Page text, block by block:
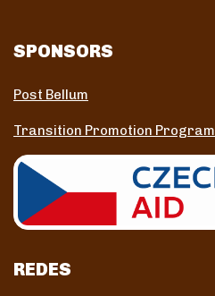
SPONSORS
Post Bellum
Transition Promotion Program
REDES